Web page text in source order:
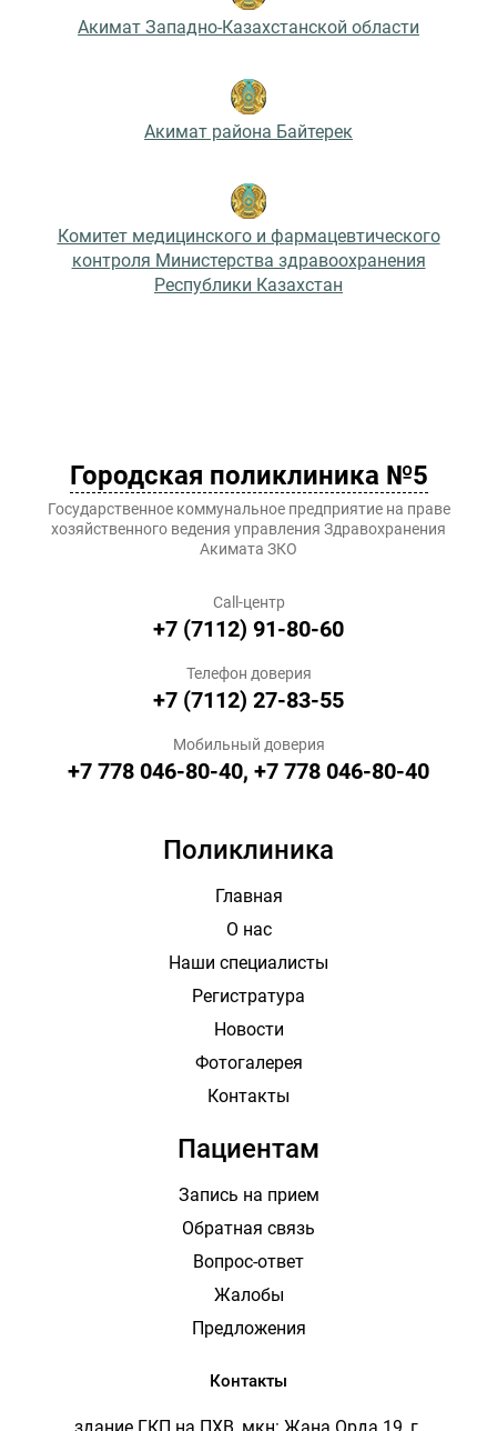
Акимат Западно-Казахстанской области
Акимат района Байтерек
Комитет медицинского и фармацевтического
контроля Министерства здравоохранения
Республики Казахстан
Городская поликлиника №5
Государственное коммунальное предприятие на праве
хозяйственного ведения управления Здравохранения
Акимата ЗКО
Call-центр
+7 (7112) 91-80-60
Телефон доверия
+7 (7112) 27-83-55
Мобильный доверия
+7 778 046-80-40, +7 778 046-80-40
Поликлиника
Главная
О нас
Наши специалисты
Регистратура
Новости
Фотогалерея
Контакты
Пациентам
Запись на прием
Обратная связь
Вопрос-ответ
Жалобы
Предложения
Контакты